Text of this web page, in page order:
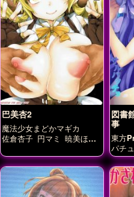
巴美杏2
魔法少女まどかマギカ
佐倉杏子 円マミ 暁美ほむ
ら
図書
事
東方
パチ